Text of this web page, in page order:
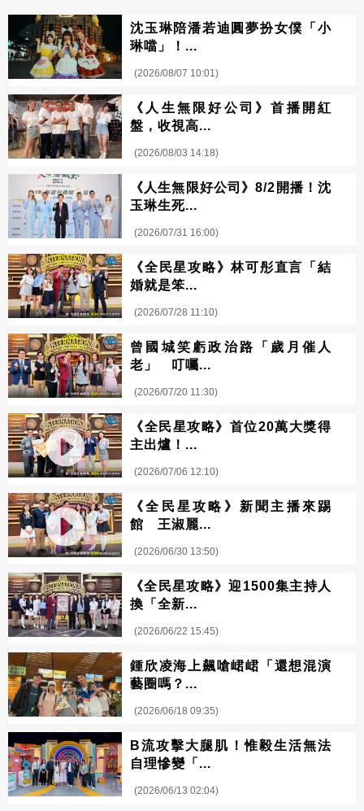
沈玉琳陪潘若迪圓夢扮女僕「小
琳噹」！...
(2026/08/07 10:01)
《人生無限好公司》首播開紅
盤，收視高...
(2026/08/03 14:18)
《人生無限好公司》8/2開播！沈
玉琳生死...
(2026/07/31 16:00)
《全民星攻略》林可彤直言「結
婚就是笨...
(2026/07/28 11:10)
曾國城笑虧政治路「歲月催人
老」 叮囑...
(2026/07/20 11:30)
《全民星攻略》首位20萬大獎得
主出爐！...
(2026/07/06 12:10)
《全民星攻略》新聞主播來踢
館 王淑麗...
(2026/06/30 13:50)
《全民星攻略》迎1500集主持人
換「全新...
(2026/06/22 15:45)
鍾欣凌海上飆嗆峮峮「還想混演
藝圈嗎？...
(2026/06/18 09:35)
B流攻擊大腿肌！惟毅生活無法
自理慘變「...
(2026/06/13 02:04)